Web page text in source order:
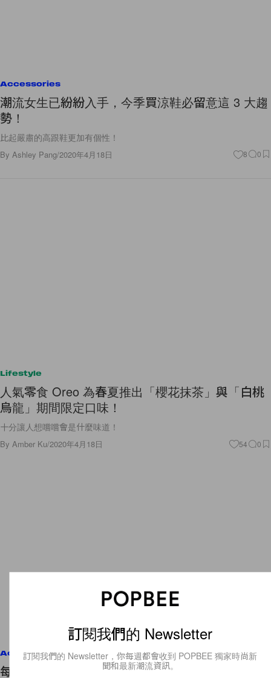
Accessories
潮流女生已紛紛入手，今季買涼鞋必留意這 3 大趨
勢！
比起嚴肅的高跟鞋更加有個性！
By Ashley Pang/2020年4月18日 8 0
Lifestyle
人氣零食 Oreo 為春夏推出「櫻花抹茶」與「白桃
烏龍」期間限定口味！
十分讓人想嚐嚐會是什麼味道！
By Amber Ku/2020年4月18日 54 0
Accessories
每一款都是經典之作！推介 10 款品牌精選款式手
訂閱我們的 Newsletter
訂閱我們的 Newsletter，你每週都會收到 POPBEE 獨家時尚新
聞和最新潮流資訊。